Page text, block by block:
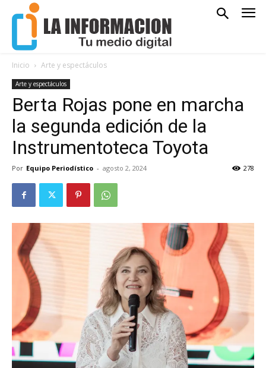
Inicio Arte y espectáculos
Arte y espectáculos
Berta Rojas pone en marcha
la segunda edición de la
Instrumentoteca Toyota
Por Equipo Periodístico - agosto 2, 2024 278